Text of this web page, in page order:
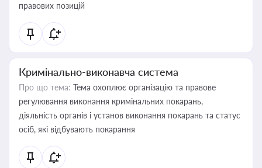
правових позицій
Кримінально-виконавча система
Про що тема: Тема охоплює організацію та правове
регулювання виконання кримінальних покарань,
діяльність органів і установ виконання покарань та статус
осіб, які відбувають покарання